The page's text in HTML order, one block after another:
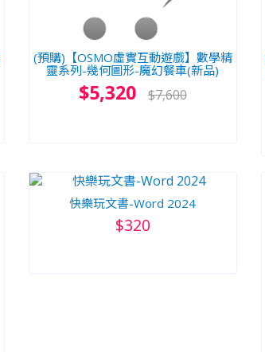
(預購)【OSMO虛實互動遊戲】數學精
靈系列-幾何圖形-魔幻餐車(新品)
$5,320 $7,600
快樂玩文書-Word 2024
$320